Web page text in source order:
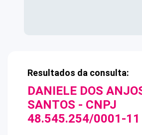
Resultados da consulta:
DANIELE DOS
SANTOS - CNPJ
48.545.254/0001-11